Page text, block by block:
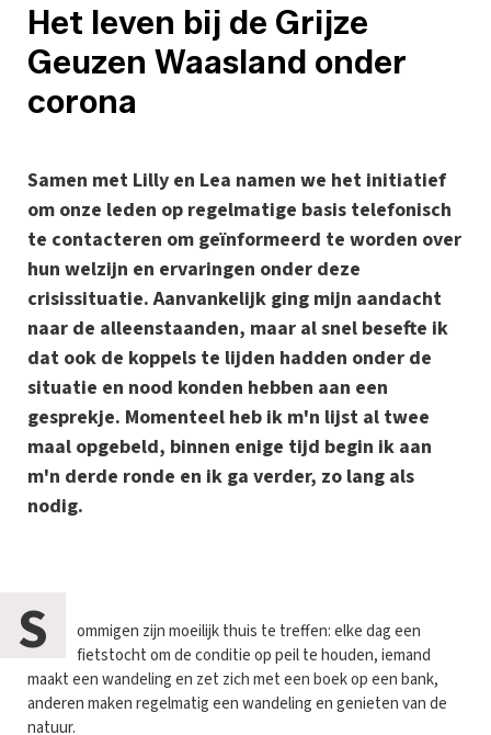
Het leven bij de Grijze
Geuzen Waasland onder
corona
Samen met Lilly en Lea namen we het initiatief
om onze leden op regelmatige basis telefonisch
te contacteren om geïnformeerd te worden over
hun welzijn en ervaringen onder deze
crisissituatie. Aanvankelijk ging mijn aandacht
naar de alleenstaanden, maar al snel besefte ik
dat ook de koppels te lijden hadden onder de
situatie en nood konden hebben aan een
gesprekje. Momenteel heb ik m'n lijst al twee
maal opgebeld, binnen enige tijd begin ik aan
m'n derde ronde en ik ga verder, zo lang als
nodig.
S
ommigen zijn moeilijk thuis te treffen: elke dag een
fietstocht om de conditie op peil te houden, iemand
maakt een wandeling en zet zich met een boek op een bank,
anderen maken regelmatig een wandeling en genieten van de
natuur.